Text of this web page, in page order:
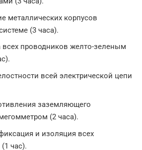
металлических корпусов
(3 часа).
всех проводников желто-зеленым
всей электрической цепи
заземляющего
(2 часа).
и изоляция всех
час).